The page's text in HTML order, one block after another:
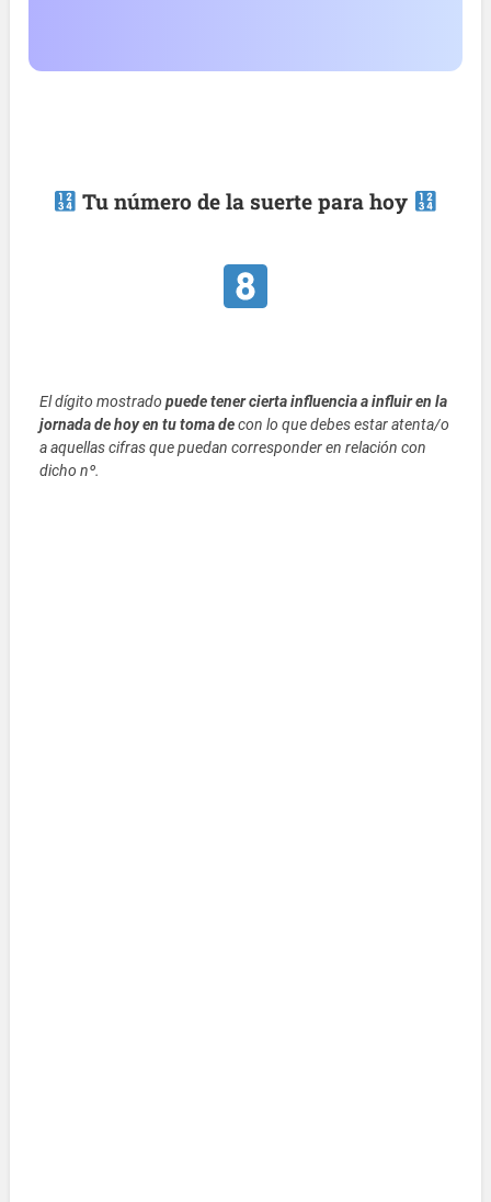
Tu número de la suerte para hoy
El dígito mostradopuede tener cierta influencia a influir en la
jornada de hoy en tu toma decon lo que debes estar atenta/o
a aquellas cifras que puedan corresponder en relación con
dicho nº.